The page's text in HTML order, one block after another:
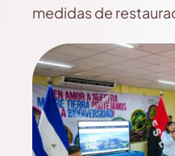
medidas de